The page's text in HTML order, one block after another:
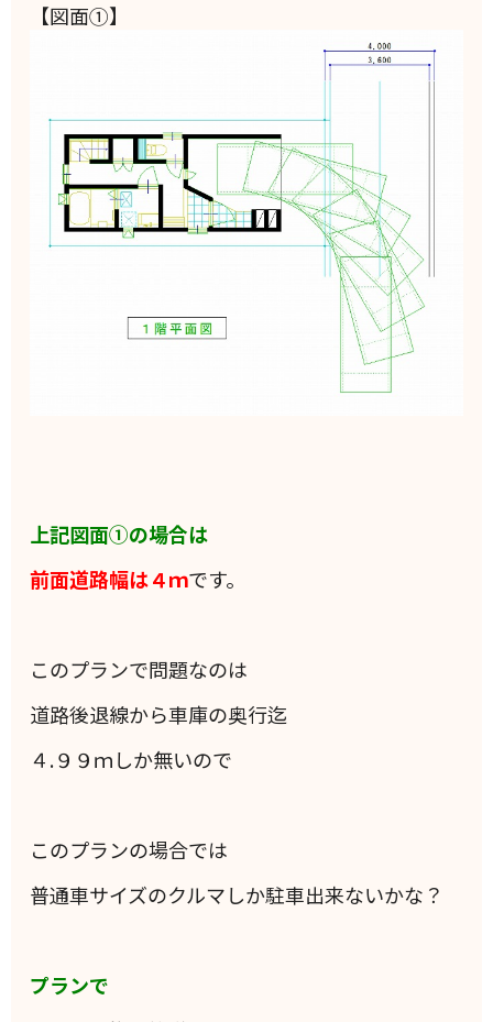
【図面①】
上記図面①の場合は
前面道路幅は４ｍです。
このプランで問題なのは
道路後退線から車庫の奥行迄
４.９９ｍしか無いので
このプランの場合では
普通車サイズのクルマしか駐車出来ないかな？
プランで